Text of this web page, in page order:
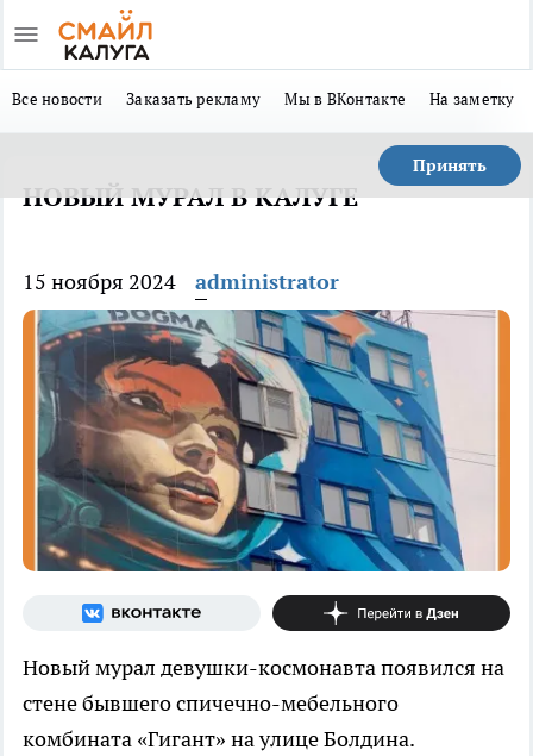
Все новости Заказать рекламу Мы в ВКонтакте На заметку
Принять
НОВЫЙ МУРАЛ В КАЛУГЕ
15 ноября 2024 administrator
Новый мурал девушки-космонавта появился на
стене бывшего спичечно-мебельного
комбината «Гигант» на улице Болдина.